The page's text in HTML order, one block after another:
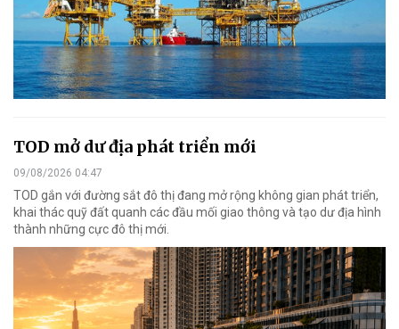
TOD mở dư địa phát triển mới
09/08/2026 04:47
TOD gắn với đường sắt đô thị đang mở rộng không gian phát triển,
khai thác quỹ đất quanh các đầu mối giao thông và tạo dư địa hình
thành những cực đô thị mới.